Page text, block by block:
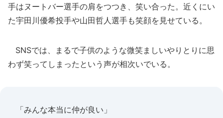
手はヌートバー選手の肩をつつき、笑い合った。近くにい
た宇田川優希投手や山田哲人選手も笑顔を見せている。
SNSでは、まるで子供のような微笑ましいやりとりに思
わず笑ってしまったという声が相次いでいる。
「みんな本当に仲が良い」